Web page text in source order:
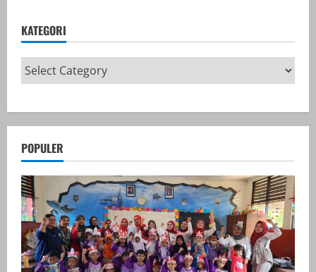
KATEGORI
POPULER